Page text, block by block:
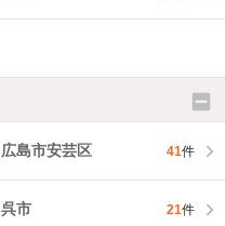
広島市安芸区 41件
呉市 21件